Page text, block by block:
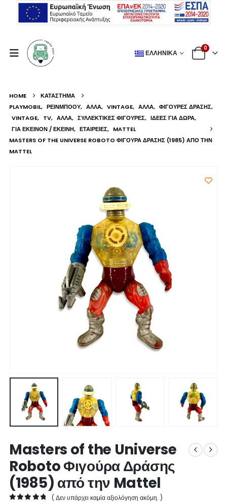
ΕΛΛΗΝΙΚΆ
0
HOME
ΚΑΤΆΣΤΗΜΑ
PLAYMOBIL, ΡΕΙΝΜΠΟΟΥ, ΆΛΛΑ, VINTAGE, ΆΛΛΑ, ΦΙΓΟΎΡΕΣ ΔΡΆΣΗΣ,
VINTAGE, TV, ΆΛΛΑ, ΣΥΛΛΕΚΤΙΚΈΣ ΦΙΓΟΎΡΕΣ, ΙΔΈΕΣ ΓΙΑ ΔΏΡΑ,
ΓΙΑ ΕΚΕΊΝΟΝ / ΕΚΕΊΝΗ, ΕΤΑΙΡΕΊΕΣ, MATTEL
MASTERS OF THE UNIVERSE ROBOTO ΦΙΓΟΎΡΑ ΔΡΆΣΗΣ (1985) ΑΠΌ ΤΗΝ
MATTEL
Masters of the Universe
Roboto Φιγούρα Δράσης
(1985) από την Mattel
( Δεν υπάρχει καμία αξιολόγηση ακόμη. )